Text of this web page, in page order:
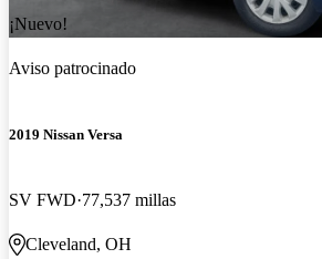
¡Nuevo!
Aviso patrocinado
2019 Nissan Versa
SV FWD 77,537 millas
Cleveland, OH